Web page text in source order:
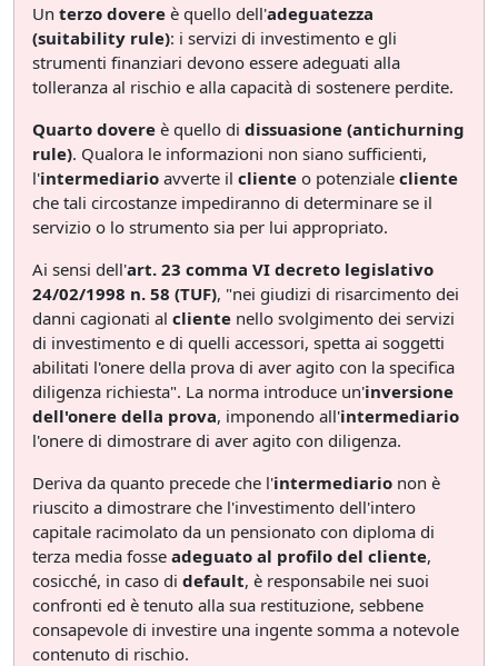
Un terzo dovere è quello dell'adeguatezza
(suitability rule): i servizi di investimento e gli
strumenti finanziari devono essere adeguati alla
tolleranza al rischio e alla capacità di sostenere perdite.
Quarto dovere è quello di dissuasione (antichurning
rule). Qualora le informazioni non siano sufficienti,
l'intermediario avverte il cliente o potenziale cliente
che tali circostanze impediranno di determinare se il
servizio o lo strumento sia per lui appropriato.
Ai sensi dell'art. 23 comma VI decreto legislativo
24/02/1998 n. 58 (TUF), "nei giudizi di risarcimento dei
danni cagionati al cliente nello svolgimento dei servizi
di investimento e di quelli accessori, spetta ai soggetti
abilitati l'onere della prova di aver agito con la specifica
diligenza richiesta". La norma introduce un'inversione
dell'onere della prova, imponendo all'intermediario
l'onere di dimostrare di aver agito con diligenza.
Deriva da quanto precede che l'intermediario non è
riuscito a dimostrare che l'investimento dell'intero
capitale racimolato da un pensionato con diploma di
terza media fosse adeguato al profilo del cliente,
cosicché, in caso di default, è responsabile nei suoi
confronti ed è tenuto alla sua restituzione, sebbene
consapevole di investire una ingente somma a notevole
contenuto di rischio.